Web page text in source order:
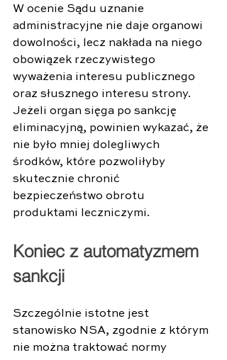
W ocenie Sądu uznanie
administracyjne nie daje organowi
dowolności, lecz nakłada na niego
obowiązek rzeczywistego
wyważenia interesu publicznego
oraz słusznego interesu strony.
Jeżeli organ sięga po sankcję
eliminacyjną, powinien wykazać, że
nie było mniej dolegliwych
środków, które pozwoliłyby
skutecznie chronić
bezpieczeństwo obrotu
produktami leczniczymi.
Koniec z automatyzmem
sankcji
Szczególnie istotne jest
stanowisko NSA, zgodnie z którym
nie można traktować normy